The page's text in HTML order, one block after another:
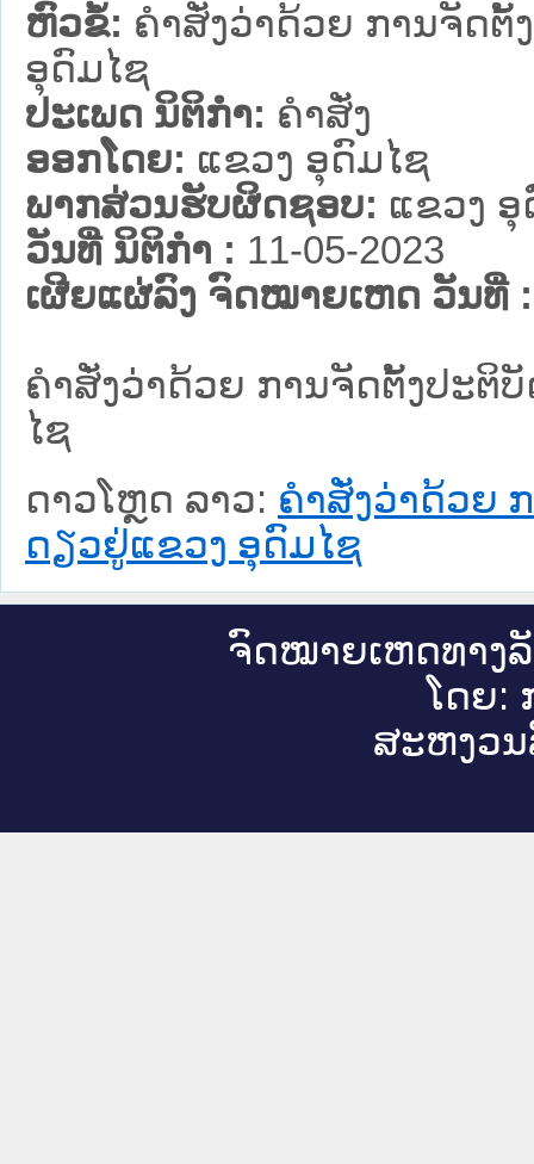
ຫົວຂໍ້: ຄຳສັ່ງວ່າດ້ວຍ ການຈັດ
ອຸດົມໄຊ
ປະເພດ ນິຕິກໍາ: ຄໍາສັ່ງ
ອອກໂດຍ: ແຂວງ ອຸດົມໄຊ
ພາກສ່ວນຮັບຜິດຊອບ: ແຂວງ
ວັນທີ່ ນິຕິກໍາ : 11-05-2023
ເຜີຍແຜ່ລົງ ຈົດໝາຍເຫດ ວັນທີ່ :
ຄຳສັ່ງວ່າດ້ວຍ ການຈັດຕັ້ງປະຕິ
ໄຊ
ດາວໂຫຼດ ລາວ: ຄຳສັ່ງວ່າດ້ວຍ
ດຽວຢູ່ແຂວງ ອຸດົມໄຊ
ຈົດ​ໝາຍ​ເຫດ​ທາງ​
ໂດຍ:
ສະ​ຫງວນ​